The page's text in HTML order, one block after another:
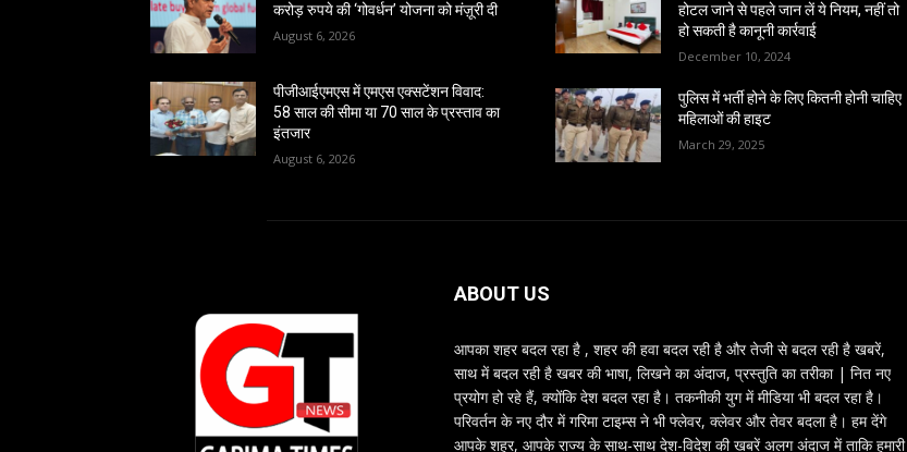
करोड़ रुपये की ‘गोवर्धन’ योजना को मंज़ूरी दी
August 6, 2026
पीजीआईएमएस में एमएस एक्सटेंशन विवाद:
58 साल की सीमा या 70 साल के प्रस्ताव का
इंतजार
August 6, 2026
होटल जाने से पहले जान लें ये नियम, नहीं तो
हो सकती है कानूनी कार्रवाई
December 10, 2024
पुलिस में भर्ती होने के लिए कितनी होनी चाहिए
महिलाओं की हाइट
March 29, 2025
ABOUT US
आपका शहर बदल रहा है , शहर की हवा बदल रही है और तेजी से बदल रही है खबरें,
साथ में बदल रही है खबर की भाषा, लिखने का अंदाज, प्रस्तुति का तरीका | नित नए
प्रयोग हो रहे हैं, क्योंकि देश बदल रहा है। तकनीकी युग में मीडिया भी बदल रहा है।
परिवर्तन के नए दौर में गरिमा टाइम्स ने भी फ्लेवर, क्लेवर और तेवर बदला है। हम देंगे
आपके शहर, आपके राज्य के साथ-साथ देश-विदेश की खबरें अलग अंदाज में ताकि हमारी